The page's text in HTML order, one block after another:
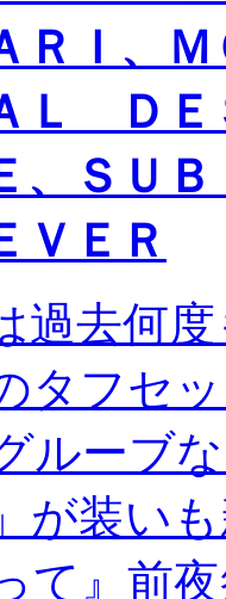
ＲＩ、
Ｌ Ｄ
、ＳＵ
ＶＥＲ
過去何
タフセ
ルーブ
が装い
て』前